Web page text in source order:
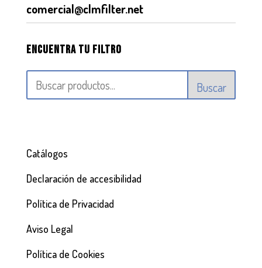
comercial@clmfilter.net
Encuentra tu filtro
Buscar
Catálogos
Declaración de accesibilidad
Política de Privacidad
Aviso Legal
Política de Cookies